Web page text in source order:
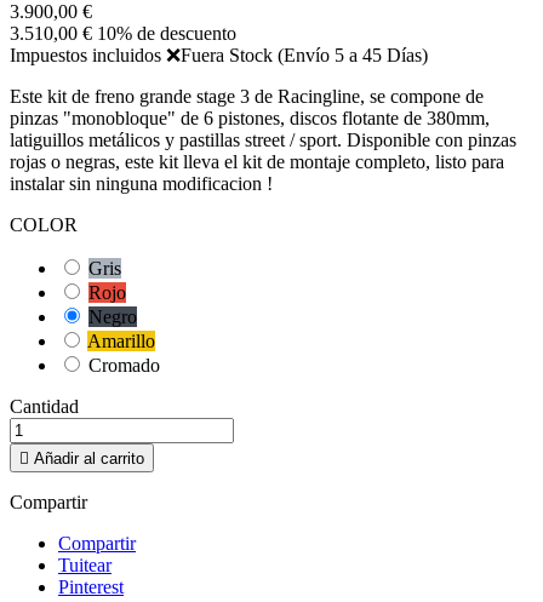
3.900,00 €
3.510,00 € 10% de descuento
Impuestos incluidos ❌Fuera Stock (Envío 5 a 45 Días)
Este kit de freno grande stage 3 de Racingline, se compone de
pinzas "monobloque" de 6 pistones, discos flotante de 380mm,
latiguillos metálicos y pastillas street / sport. Disponible con pinzas
rojas o negras, este kit lleva el kit de montaje completo, listo para
instalar sin ninguna modificacion !
COLOR
Gris
Rojo
Negro
Amarillo
Cromado
Cantidad
 Añadir al carrito
Compartir
Compartir
Tuitear
Pinterest